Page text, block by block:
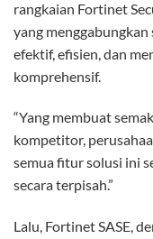
rangkaian Fortinet
yang
efektif, efisien, dan
komprehensif.
“Yang membuat
kompetitor,
semua fitur solusi ini
secara terpisah.”
Lalu, Fortinet SASE,